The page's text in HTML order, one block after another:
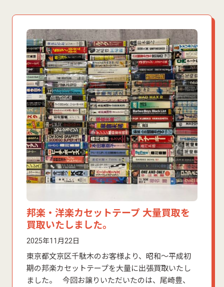
邦楽・洋楽カセットテープ 大量買取を
買取いたしました。
2025年11月22日
東京都文京区千駄木のお客様より、昭和〜平成初
期の邦楽カセットテープを大量に出張買取いたし
ました。 今回お譲りいただいたのは、尾崎豊、